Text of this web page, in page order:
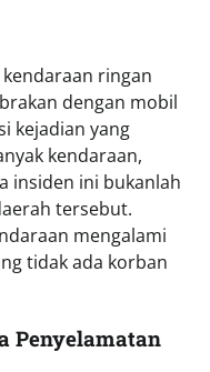
ringan
dengan mobil
kejadian yang
kendaraan,
insiden ini bukanlah
tersebut.
mengalami
tidak ada korban
Penyelamatan